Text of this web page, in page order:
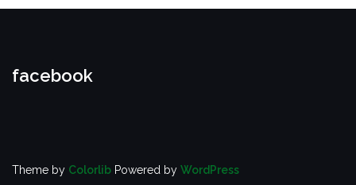
facebook
Theme by Colorlib Powered by WordPress